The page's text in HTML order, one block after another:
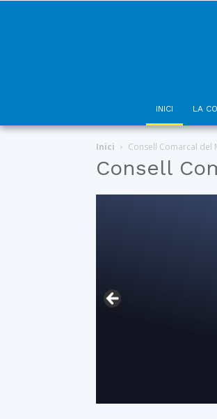
INICI LA
Inici Consell Comarcal del
Consell